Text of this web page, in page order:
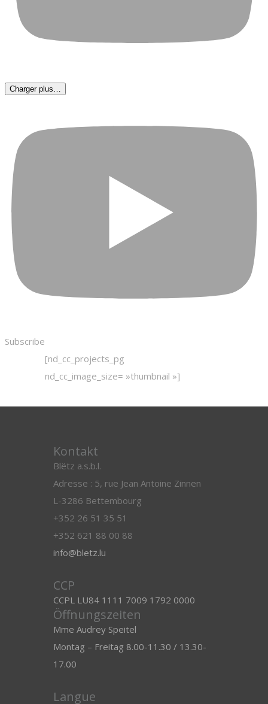
Charger plus…
Subscribe
[nd_cc_projects_pg
nd_cc_image_size= »thumbnail »]
Kontakt
Blëtz a.s.b.l.
Adresse : 5, rue Jean Antoine Zinnen
L-3286 Bettembourg
+352 26 51 35 51
+352 621 88 00 88
info@bletz.lu
CCP
CCPL LU84 1111 7009 1792 0000
Öffnungszeiten
Mme Audrey Speitel
Montag – Freitag 8.00-11.30 / 13.30-
17.00
Langue